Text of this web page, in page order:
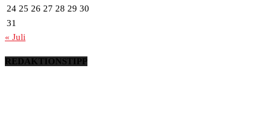
24 25 26 27 28 29 30
31
« Juli
REDAKTIONSTIPP